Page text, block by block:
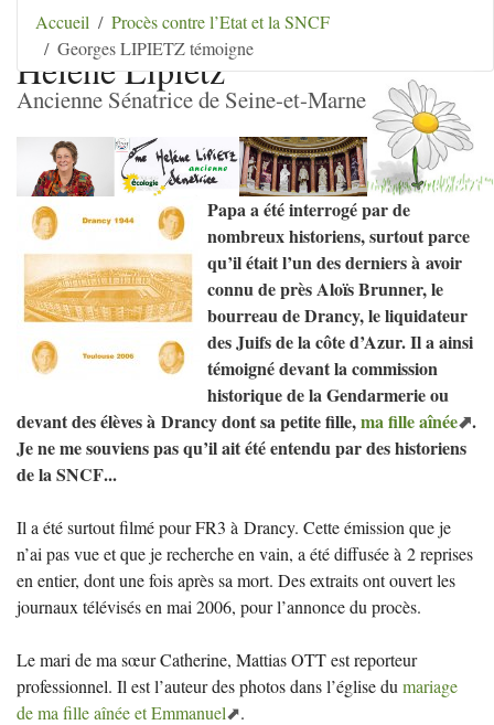
Aller au contenu Aller au menu |
Aller au menu
secondaire
Aller à la recherche
Hélène Lipietz
Ancienne Sénatrice de Seine-et-Marne
Accueil
Procès contre l’Etat et la SNCF
Georges LIPIETZ témoigne
Papa a été interrogé par de
nombreux historiens, surtout parce
qu’il était l’un des derniers à avoir
connu de près Aloïs Brunner, le
bourreau de Drancy, le liquidateur
des Juifs de la côte d’Azur. Il a ainsi
témoigné devant la commission
historique de la Gendarmerie ou
devant des élèves à Drancy dont sa petite fille,ma fille aînée .
Je ne me souviens pas qu’il ait été entendu par des historiens
de laSNCF...
Il a été surtout filmé pourFR3 à Drancy. Cette émission que je
n’ai pas vue et que je recherche en vain, a été diffusée à 2 reprises
en entier, dont une fois après sa mort. Des extraits ont ouvert les
journaux télévisés en mai 2006, pour l’annonce du procès.
Le mari de ma sœur Catherine, MattiasOTTest reporteur
professionnel. Il est l’auteur des photos dans l’église du mariage
de ma fille aînée et Emmanuel
.